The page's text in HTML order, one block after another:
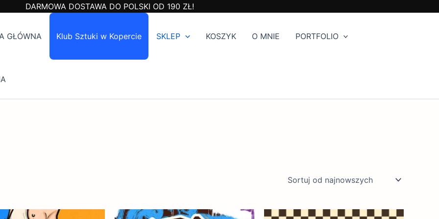
DARMOWA DOSTAWA DO POLSKI OD 190 ZŁ!
GŁÓWNA Klub Sztuki w Kopercie SKLEP KOSZYK O MNIE PORTFOLIO
Zakres
Ten
Ten